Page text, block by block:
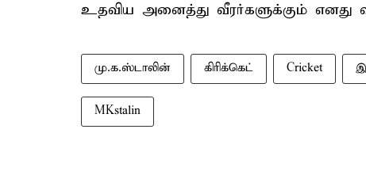
உதவிய அனைத்து வீரர்களுக்கும் எனது
மு.க.ஸ்டாலின் கிரிக்கெட் Cricket
MKstalin